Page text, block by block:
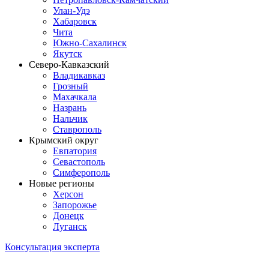
Улан-Удэ
Хабаровск
Чита
Южно-Сахалинск
Якутск
Северо-Кавказский
Владикавказ
Грозный
Махачкала
Назрань
Нальчик
Ставрополь
Крымский округ
Евпатория
Севастополь
Симферополь
Новые регионы
Херсон
Запорожье
Донецк
Луганск
Консультация эксперта